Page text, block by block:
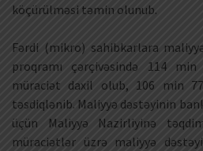
köçürülməsi təmin olunub.
Fərdi (mikro) sahibkarlara
proqramı çərçivəsində 114
müraciət daxil olub, 106 min
təsdiqlənib. Maliyyə dəstəyinin
üçün Maliyyə Nazirliyinə
müraciətlər üzrə maliyyə